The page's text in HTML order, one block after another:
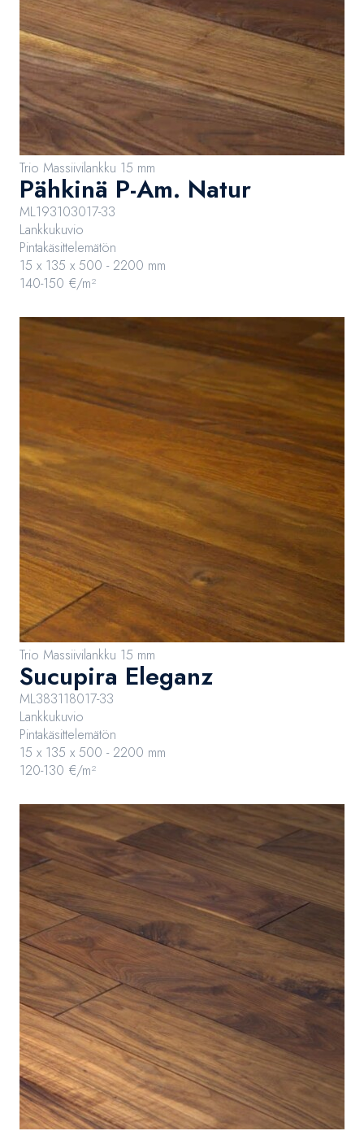
Trio Massiivilankku 15 mm
Pähkinä P-Am. Natur
ML193103017-33
Lankkukuvio
Pintakäsittelemätön
15 x 135 x 500 - 2200 mm
140-150 €/m²
Trio Massiivilankku 15 mm
Sucupira Eleganz
ML383118017-33
Lankkukuvio
Pintakäsittelemätön
15 x 135 x 500 - 2200 mm
120-130 €/m²